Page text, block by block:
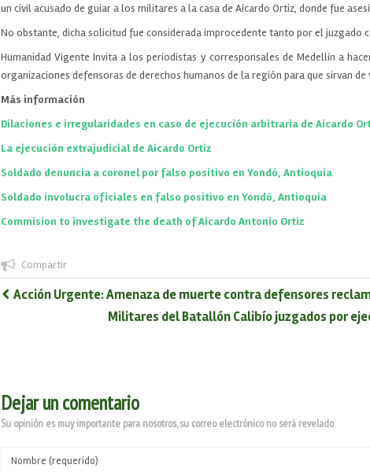
un civil acusado de guiar a los militares a la casa de Aicardo Ortiz, donde fue
No obstante, dicha solicitud fue considerada improcedente tanto por el juzgado
Humanidad Vigente Invita a los periodistas y corresponsales de Medellín a
organizaciones defensoras de derechos humanos de la región para que sirvan
Más información
Dilaciones e irregularidades en caso de ejecución arbitraria de Aicardo
La ejecución extrajudicial de Aicardo Ortiz
Soldado denuncia a coronel por falso positivo en Yondó, Antioquia
Soldado involucra oficiales en falso positivo en Yondó, Antioquia
Commision to investigate the death of Aicardo Antonio Ortiz
Compartir
Acción Urgente: Amenaza de muerte contra defensores
Militares del Batallón Calibío juzgados por
Dejar un comentario
Su opinión es muy importante para nosotros, su correo electrónico no será revelado